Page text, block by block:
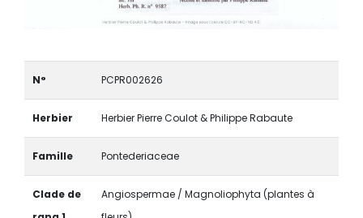
N° PCPR002626
Herbier Herbier Pierre Coulot & Philippe Rabaute
Famille Pontederiaceae
Clade de
Angiospermae / Magnoliophyta (plantes à